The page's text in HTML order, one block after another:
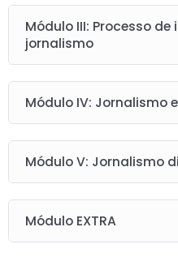
Módulo III: Processo
jornalismo
Módulo IV: Jornalismo
Módulo V: Jornalismo
Módulo EXTRA